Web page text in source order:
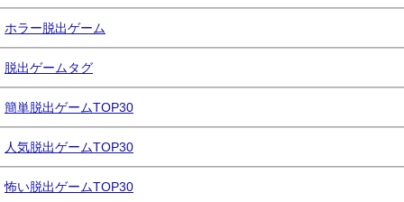
ホラー脱出ゲーム
脱出ゲームタグ
簡単脱出ゲームTOP30
人気脱出ゲームTOP30
怖い脱出ゲームTOP30